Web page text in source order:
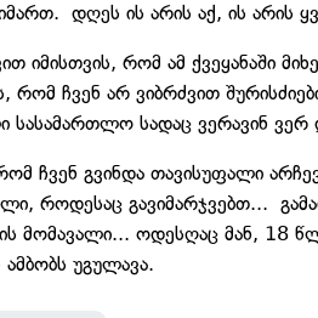
დღეს ის არის აქ, ის არის
იმისთვის, რომ ამ ქვეყანაში
რომ ჩვენ არ ვიბრძვით
სასამართლო სადაც ვერავინ ვერ
ჩვენ გვინდა თავისუფალი
როდესაც გავიმარჯვებთ...
მომავალი... ოდესღაც მან, 18
უგულავა.